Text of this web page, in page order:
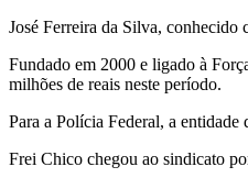
José Ferreira da Silva, conhecido
Fundado em 2000 e ligado à
milhões de reais neste período.
Para a Polícia Federal, a entidade
Frei Chico chegou ao sindicato